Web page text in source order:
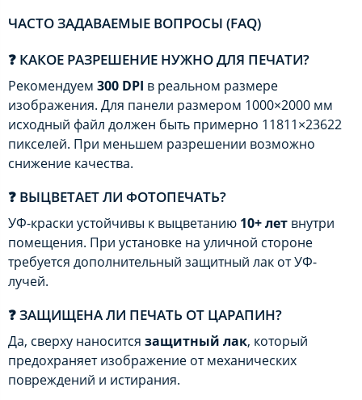
ЧАСТО ЗАДАВАЕМЫЕ ВОПРОСЫ (FAQ)
❓ КАКОЕ РАЗРЕШЕНИЕ НУЖНО ДЛЯ ПЕЧАТИ?
Рекомендуем 300 DPI в реальном размере
изображения. Для панели размером 1000×2000 мм
исходный файл должен быть примерно 11811×23622
пикселей. При меньшем разрешении возможно
снижение качества.
❓ ВЫЦВЕТАЕТ ЛИ ФОТОПЕЧАТЬ?
УФ-краски устойчивы к выцветанию 10+ лет внутри
помещения. При установке на уличной стороне
требуется дополнительный защитный лак от УФ-
лучей.
❓ ЗАЩИЩЕНА ЛИ ПЕЧАТЬ ОТ ЦАРАПИН?
Да, сверху наносится защитный лак, который
предохраняет изображение от механических
повреждений и истирания.